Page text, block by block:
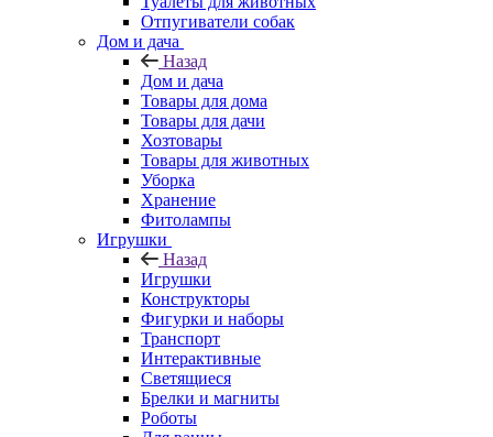
Отпугиватели собак
Дом и дача
Назад
Дом и дача
Товары для дома
Товары для дачи
Хозтовары
Товары для животных
Уборка
Хранение
Фитолампы
Игрушки
Назад
Игрушки
Конструкторы
Фигурки и наборы
Транспорт
Интерактивные
Светящиеся
Брелки и магниты
Роботы